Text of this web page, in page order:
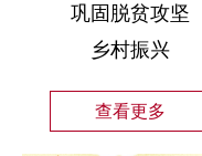
巩固脱贫攻坚
乡村振兴
查看更多